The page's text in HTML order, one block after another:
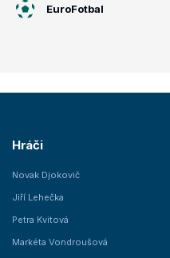
EuroFotbal
Hráči
Novak Djokovič
Jiří Lehečka
Petra Kvitová
Markéta Vondroušová